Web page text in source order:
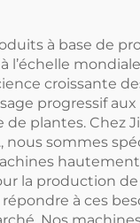
à base de
l’échelle
croissante
progressif
de plantes. Chez
nous sommes
hautement
la production
à ces
Nos